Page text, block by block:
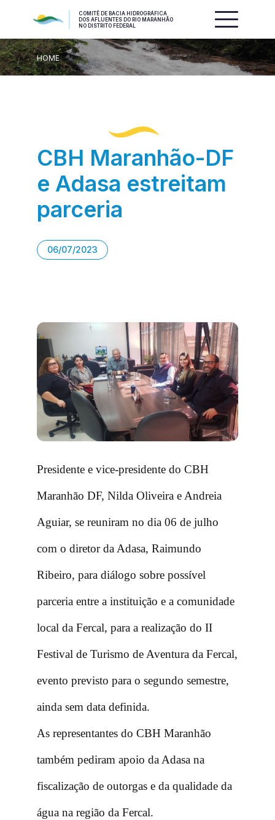
COMITÊ DE BACIA HIDROGRÁFICA
DOS AFLUENTES DO RIO MARANHÃO
NO DISTRITO FEDERAL
HOME
CBH Maranhão-DF
e Adasa estreitam
parceria
06/07/2023
Presidente e vice-presidente do CBH
Maranhão DF, Nilda Oliveira e Andreia
Aguiar, se reuniram no dia 06 de julho
com o diretor da Adasa, Raimundo
Ribeiro, para diálogo sobre possível
parceria entre a instituição e a comunidade
local da Fercal, para a realização do II
Festival de Turismo de Aventura da Fercal,
evento previsto para o segundo semestre,
ainda sem data definida.
As representantes do CBH Maranhão
também pediram apoio da Adasa na
fiscalização de outorgas e da qualidade da
água na região da Fercal.